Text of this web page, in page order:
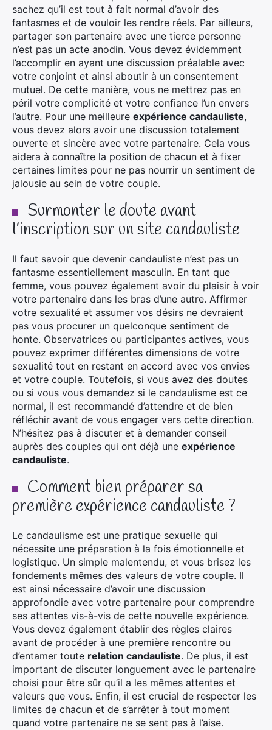
sachez qu’il est tout à fait normal d’avoir des
fantasmes et de vouloir les rendre réels. Par ailleurs,
partager son partenaire avec une tierce personne
n’est pas un acte anodin. Vous devez évidemment
l’accomplir en ayant une discussion préalable avec
votre conjoint et ainsi aboutir à un consentement
mutuel. De cette manière, vous ne mettrez pas en
péril votre complicité et votre confiance l’un envers
l’autre. Pour une meilleure expérience candauliste,
vous devez alors avoir une discussion totalement
ouverte et sincère avec votre partenaire. Cela vous
aidera à connaître la position de chacun et à fixer
certaines limites pour ne pas nourrir un sentiment de
jalousie au sein de votre couple.
Surmonter le doute avant
l’inscription sur un site candauliste
Il faut savoir que devenir candauliste n’est pas un
fantasme essentiellement masculin. En tant que
femme, vous pouvez également avoir du plaisir à voir
votre partenaire dans les bras d’une autre. Affirmer
votre sexualité et assumer vos désirs ne devraient
pas vous procurer un quelconque sentiment de
honte. Observatrices ou participantes actives, vous
pouvez exprimer différentes dimensions de votre
sexualité tout en restant en accord avec vos envies
et votre couple. Toutefois, si vous avez des doutes
ou si vous vous demandez si le candaulisme est ce
normal, il est recommandé d’attendre et de bien
réfléchir avant de vous engager vers cette direction.
N’hésitez pas à discuter et à demander conseil
auprès des couples qui ont déjà une expérience
candauliste.
Comment bien préparer sa
première expérience candauliste ?
Le candaulisme est une pratique sexuelle qui
nécessite une préparation à la fois émotionnelle et
logistique. Un simple malentendu, et vous brisez les
fondements mêmes des valeurs de votre couple. Il
est ainsi nécessaire d’avoir une discussion
approfondie avec votre partenaire pour comprendre
ses attentes vis-à-vis de cette nouvelle expérience.
Vous devez également établir des règles claires
avant de procéder à une première rencontre ou
d’entamer toute relation candauliste. De plus, il est
important de discuter longuement avec le partenaire
choisi pour être sûr qu’il a les mêmes attentes et
valeurs que vous. Enfin, il est crucial de respecter les
limites de chacun et de s’arrêter à tout moment
quand votre partenaire ne se sent pas à l’aise.